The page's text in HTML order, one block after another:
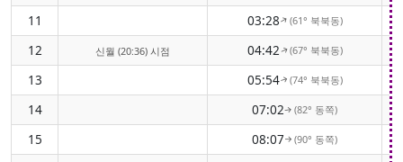
11 03:28↑(61° 북북동)
12 신월 (20:36) 시점 04:42↑(67° 북북동)
13 05:54↑(74° 북북동)
14 07:02↑(82° 동쪽)
15 08:07↑ (90° 동쪽)